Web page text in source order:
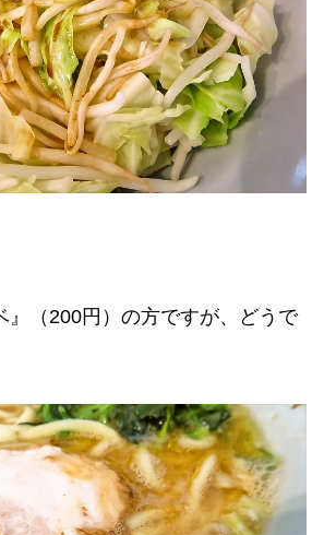
』（200円）の方ですが、どうで